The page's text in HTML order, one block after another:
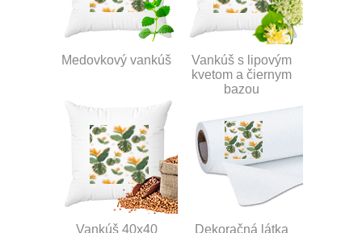
Medovkový vankúš
Vankúš s lipovým
kvetom a čiernym
bazou
Vankúš 40x40
Dekoračná látka